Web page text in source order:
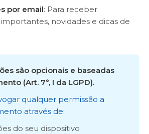
por email: Para receber
novidades e dicas de
são opcionais e baseadas
(Art. 7°, I da LGPD).
qualquer permissão a
através de:
do seu dispositivo